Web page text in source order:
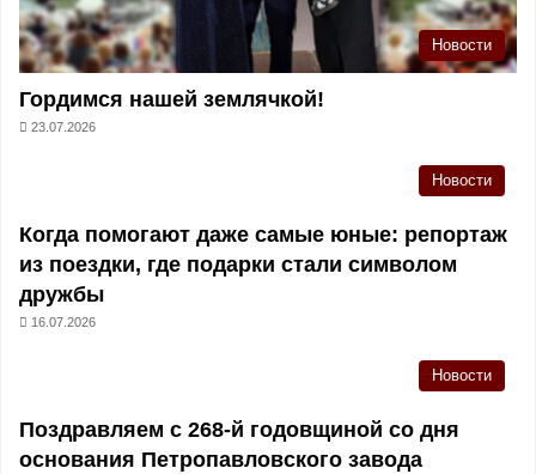
Новости
Гордимся нашей землячкой!
23.07.2026
Новости
Когда помогают даже самые юные: репортаж
из поездки, где подарки стали символом
дружбы
16.07.2026
Новости
Поздравляем с 268-й годовщиной со дня
основания Петропавловского завода